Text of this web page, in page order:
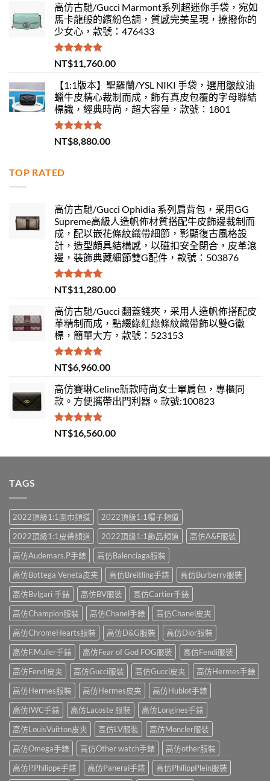
高仿古馳/Gucci Marmont系列超迷你手袋，宛如
馬卡龍般的繽紛色調，質感完美呈現，撩撥你的
少女心，款號：476433
評分5.00
滿分 5
NT$11,760.00
【1:1版本】聖羅蘭/YSL NIKI 手袋，選用皺紋油
蠟牛皮精心裁制而成，飾有真皮包覆的字母聯結
標識，經典時尚，超大容量，款號：1801
評分 5.00
滿分 5
NT$8,880.00
TOP RATED
高仿古馳/Gucci Ophidia 系列肩背包，采用GG
Supreme高級人造帆佈材質搭配牛皮飾邊裁制而
成，配以嵌花條紋織帶細節，彰顯復古風格設
計，造型頗具結構感，以磁扣安全閉合，皮革滾
邊，裝飾典藏細節雙G配件，款號：503876
評分5.00
滿分 5
NT$11,280.00
高仿古馳/Gucci 翻蓋錢夾，采用人造帆佈搭配皮
革精制而成，點綴綠紅綠條紋織帶飾以雙G徽
標，簡單大方，款號：523153
評分 5.00
滿分 5
NT$6,960.00
高仿賽琳Celine新款時尚女士單肩包，專櫃同
款。方便攜帶出門利器。款號:100823
評分5.00
滿分 5
NT$16,560.00
TAGS
2022頂級1:1圍巾頻道
2022頂級1:1帽子頻道
2022頂級1:1皮帶頻道
2022頂級1:1飾品頻道
高仿A&F服裝
高仿Audemars.P手錶
高仿Balenciaga服裝
高仿Bottega Veneta皮夹
高仿Breitling手錶
高仿Burberry服裝
高仿Bvlgari 手錶
高仿BV服裝
高仿Cartier手錶
高仿Champion服裝
高仿Chanel手錶
高仿Chanel皮夹
高仿ChromeHearts服裝
高仿D&G服裝
高仿Dior服裝
高仿F.Muller手錶
高仿Fear of God FOG服裝
高仿Fendi服裝
高仿Fendi皮夹
高仿Gucci服裝 高仿Gucci皮夹
高仿Hermes手錶
高仿Hermes服裝
高仿Hermes皮夹
高仿Hublot手錶
高仿IWC手錶
高仿Lacoste 服裝
高仿Longines手錶
高仿LouisVuitton皮夹
高仿LV服裝
高仿Moncler服裝
高仿Omega手錶
高仿Other watch手錶
高仿other服裝
高仿P.Philippe手錶
高仿Panerai手錶 高仿PhilippPlein服裝